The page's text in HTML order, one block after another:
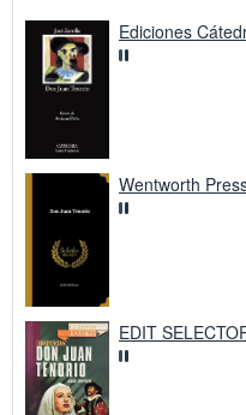
Ediciones
Wentworth
EDIT